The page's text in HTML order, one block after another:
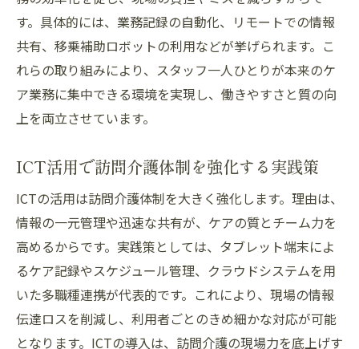
す。具体的には、業務記録の自動化、リモートでの情報
共有、移乗補助ロボットの利用などが挙げられます。こ
れらの取り組みにより、スタッフ一人ひとりが本来のケ
ア業務に集中できる環境を実現し、働きやすさと質の向
上を両立させています。
ICT活用で訪問介護体制を強化する実践策
ICTの活用は訪問介護体制を大きく強化します。理由は、
情報の一元管理や迅速な共有が、ケアの質とチーム力を
高めるからです。実践策としては、タブレット端末によ
るケア記録やスケジュール管理、クラウドシステムを用
いた多職種連携が代表的です。これにより、現場の情報
伝達ロスを削減し、利用者ごとのきめ細かな対応が可能
となります。ICTの導入は、訪問介護の現場力を底上げす